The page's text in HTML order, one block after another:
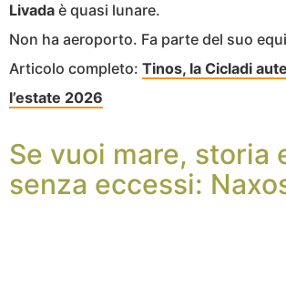
Livada è quasi lunare.
Non ha aeroporto. Fa parte del suo
Articolo completo: Tinos, la Cicladi
l’estate 2026
Se vuoi mare, storia
senza eccessi: